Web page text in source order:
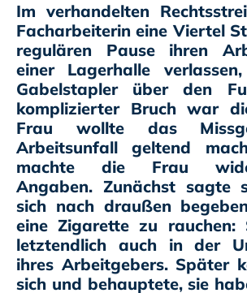
Im verhandelten
Facharbeiterin eine Viertel
regulären Pause ihren
einer Lagerhalle
Gabelstapler über den
komplizierter Bruch war
Frau wollte das
Arbeitsunfall geltend
machte die Frau
Angaben. Zunächst sagte
sich nach draußen
eine Zigarette zu rauchen:
letztendlich auch in der
ihres Arbeitgebers. Später
sich und behauptete, sie